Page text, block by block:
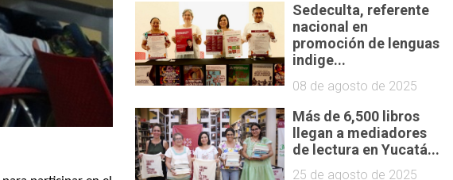
Sedeculta, referente
nacional en
promoción de lenguas
indige...
08 de agosto de 2025
Más de 6,500 libros
llegan a mediadores
de lectura en Yucatá...
25 de agosto de 2025